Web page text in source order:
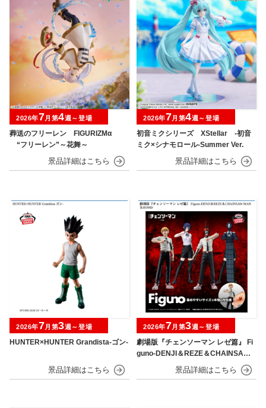
葬送のフリーレン FIGURIZMα
“フリーレン”～花舞～
2026年7月第4週～登場
初音ミクシリーズ XStellar ‐初音
ミク×シナモロール‐Summer Ver.
2026年7月第4週～登場
HUNTER×HUNTER Grandista-ゴン-
2026年7月第3週～登場
劇場版『チェンソーマン レゼ篇』 Fi
guno-DENJI＆REZE＆CHAINSAW
MAN＆BOMB-
2026年7月第3週～登場